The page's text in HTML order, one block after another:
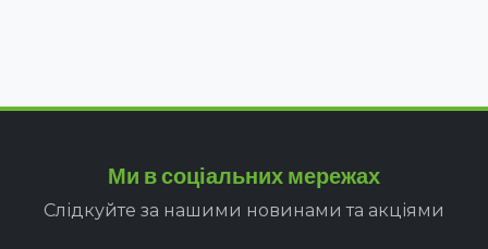
Ми в соціальних мережах
Слідкуйте за нашими новинами та акціями